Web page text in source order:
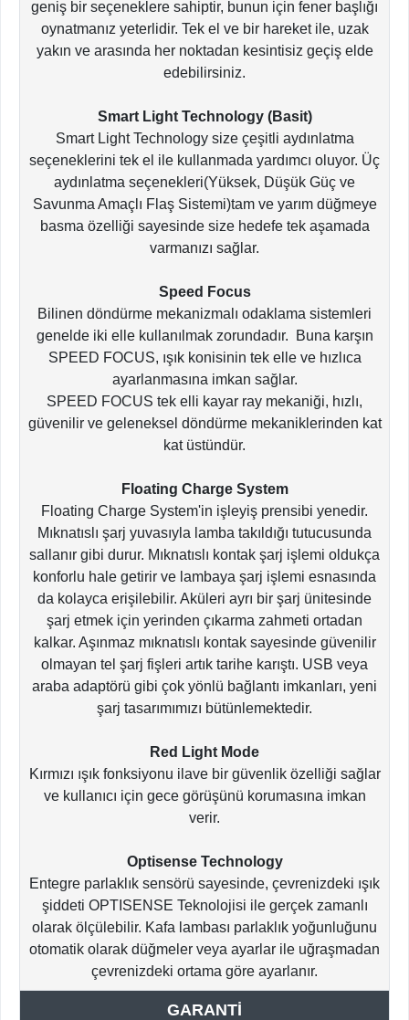
geniş bir seçeneklere sahiptir, bunun için fener başlığı
oynatmanız yeterlidir. Tek el ve bir hareket ile, uzak
yakın ve arasında her noktadan kesintisiz geçiş elde
edebilirsiniz.
Smart Light Technology (Basit)
Smart Light Technology size çeşitli aydınlatma
seçeneklerini tek el ile kullanmada yardımcı oluyor. Üç
aydınlatma seçenekleri(Yüksek, Düşük Güç ve
Savunma Amaçlı Flaş Sistemi)tam ve yarım düğmeye
basma özelliği sayesinde size hedefe tek aşamada
varmanızı sağlar.
Speed Focus
Bilinen döndürme mekanizmalı odaklama sistemleri
genelde iki elle kullanılmak zorundadır. Buna karşın
SPEED FOCUS, ışık konisinin tek elle ve hızlıca
ayarlanmasına imkan sağlar.
SPEED FOCUS tek elli kayar ray mekaniği, hızlı,
güvenilir ve geleneksel döndürme mekaniklerinden kat
kat üstündür.
Floating Charge System
Floating Charge System'in işleyiş prensibi yenedir.
Mıknatıslı şarj yuvasıyla lamba takıldığı tutucusunda
sallanır gibi durur. Mıknatıslı kontak şarj işlemi oldukça
konforlu hale getirir ve lambaya şarj işlemi esnasında
da kolayca erişilebilir. Aküleri ayrı bir şarj ünitesinde
şarj etmek için yerinden çıkarma zahmeti ortadan
kalkar. Aşınmaz mıknatıslı kontak sayesinde güvenilir
olmayan tel şarj fişleri artık tarihe karıştı. USB veya
araba adaptörü gibi çok yönlü bağlantı imkanları, yeni
şarj tasarımımızı bütünlemektedir.
Red Light Mode
Kırmızı ışık fonksiyonu ilave bir güvenlik özelliği sağlar
ve kullanıcı için gece görüşünü korumasına imkan
verir.
Optisense Technology
Entegre parlaklık sensörü sayesinde, çevrenizdeki ışık
şiddeti OPTISENSE Teknolojisi ile gerçek zamanlı
olarak ölçülebilir. Kafa lambası parlaklık yoğunluğunu
otomatik olarak düğmeler veya ayarlar ile uğraşmadan
çevrenizdeki ortama göre ayarlanır.
GARANTİ